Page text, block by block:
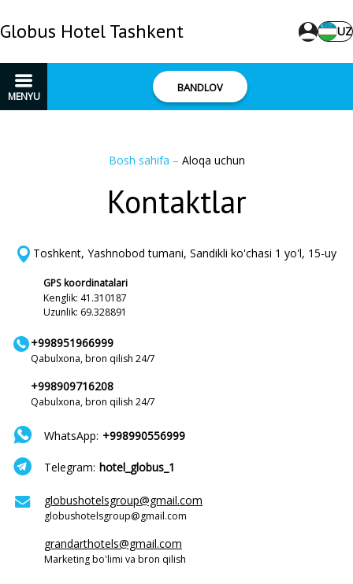
Globus Hotel Tashkent UZ
MENYU
BANDLOV
Bosh sahifa – Aloqa uchun
Kontaktlar
Toshkent, Yashnobod tumani, Sandikli ko'chasi 1 yo'l, 15-uy
GPS koordinatalari
Kenglik: 41.310187
Uzunlik: 69.328891
+998951966999
Qabulxona, bron qilish 24/7
+998909716208
Qabulxona, bron qilish 24/7
WhatsApp: +998990556999
Telegram: hotel_globus_1
globushotelsgroup@gmail.com
globushotelsgroup@gmail.com
grandarthotels@gmail.com
Marketing bo'limi va bron qilish